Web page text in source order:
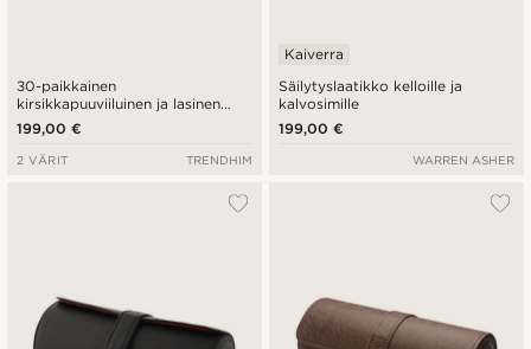
30-paikkainen
kirsikkapuuviiluinen ja lasinen
kellolaatikko
199,00 €
2 VÄRIT TRENDHIM
Säilytyslaatikko kelloille ja
kalvosimille
Kaiverra
199,00 €
WARREN ASHER